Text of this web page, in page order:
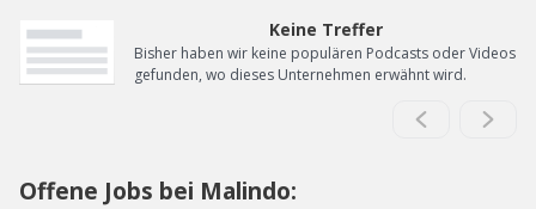
Keine Treffer
Bisher haben wir keine populären Podcasts oder Videos
gefunden, wo dieses Unternehmen erwähnt wird.
Offene Jobs bei Malindo: